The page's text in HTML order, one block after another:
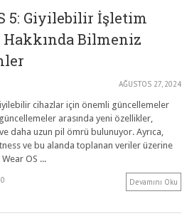
5: Giyilebilir İşletim
Bilmeniz
AĞUSTOS 27, 2024
cihazlar için önemli güncellemeler
arasında yeni özellikler,
daha uzun pil ömrü bulunuyor. Ayrıca,
ve bu alanda toplanan veriler üzerine
OS ...
0 Devamını Oku